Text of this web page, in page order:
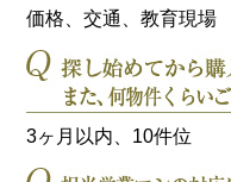
価格、交通、教育現場
3ヶ月以内、10件位